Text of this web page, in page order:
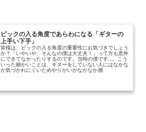
ピックの入る角度であらわになる「ギターの
上手い下手」
皆様は、ピックの入る角度の重要性にお気づきでしょう
か？「いやいや、そんなの僕は大丈夫！」って方も意外
にできてなかったりするのです。当時の僕です…。こう
いった細かいことは、ギターをしていない人にはなかな
か気づかれにくいためやりがいがなかなか感